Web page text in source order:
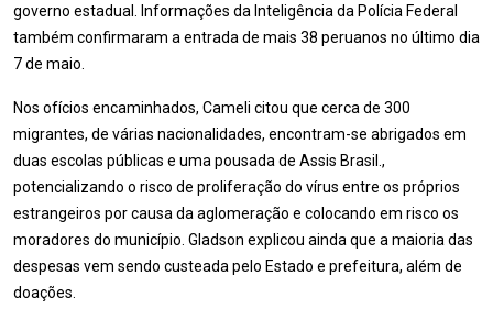
governo estadual. Informações da Inteligência da Polícia Federal
também confirmaram a entrada de mais 38 peruanos no último dia
7 de maio.
Nos ofícios encaminhados, Cameli citou que cerca de 300
migrantes, de várias nacionalidades, encontram-se abrigados em
duas escolas públicas e uma pousada de Assis Brasil.,
potencializando o risco de proliferação do vírus entre os próprios
estrangeiros por causa da aglomeração e colocando em risco os
moradores do município. Gladson explicou ainda que a maioria das
despesas vem sendo custeada pelo Estado e prefeitura, além de
doações.